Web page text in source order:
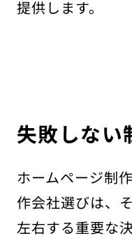
提供します。
失敗しない
ホームページ制
作会社選びは、
左右する重要な